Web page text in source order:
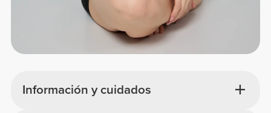
Información y cuidados